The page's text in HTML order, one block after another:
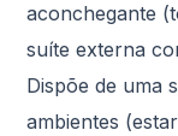
aconchegante
suíte externa
Dispõe de uma
ambientes